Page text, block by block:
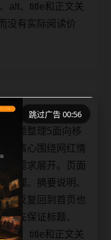
alt、title和正文关
没有实际阅读价
问题整理5面向移
，核心围绕网红情
尾需求展开。页面
整理、摘要说明、
用反复回到首页也
优先保证标题、
alt、title和正文关
跳过广告 00:56